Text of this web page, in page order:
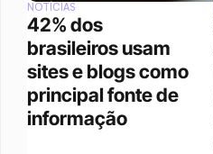
NOTÍCIAS
42% dos
brasileiros usam
sites e blogs como
principal fonte de
informação